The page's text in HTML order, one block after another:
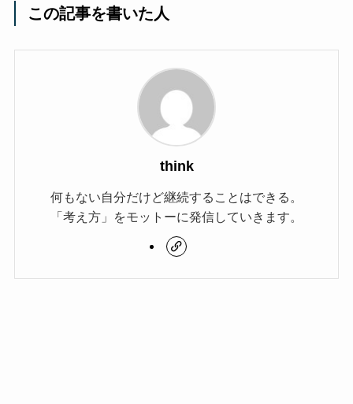
この記事を書いた人
think
何もない自分だけど継続することはできる。
「考え方」をモットーに発信していきます。